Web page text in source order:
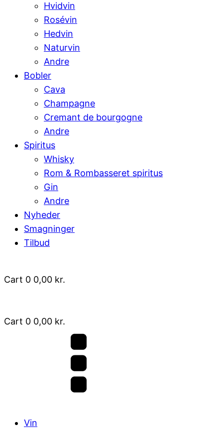
Hvidvin
Rosévin
Hedvin
Naturvin
Andre
Bobler
Cava
Champagne
Cremant de bourgogne
Andre
Spiritus
Whisky
Rom & Rombasseret spiritus
Gin
Andre
Nyheder
Smagninger
Tilbud
Cart 0 0,00 kr.
Cart 0 0,00 kr.
Vin